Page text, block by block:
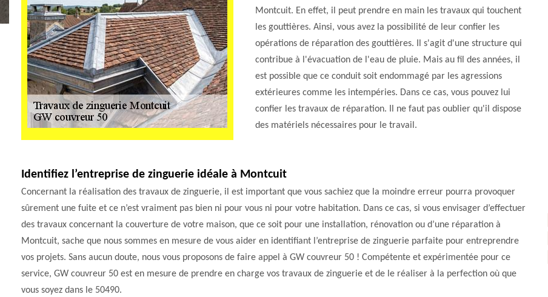
Montcuit. En effet, il peut prendre en main les travaux qui touchent
les gouttières. Ainsi, vous avez la possibilité de leur confier les
opérations de réparation des gouttières. Il s'agit d'une structure qui
contribue à l'évacuation de l'eau de pluie. Mais au fil des années, il
est possible que ce conduit soit endommagé par les agressions
extérieures comme les intempéries. Dans ce cas, vous pouvez lui
confier les travaux de réparation. Il ne faut pas oublier qu'il dispose
des matériels nécessaires pour le travail.
Identifiez l’entreprise de zinguerie idéale à Montcuit
Concernant la réalisation des travaux de zinguerie, il est important que vous sachiez que la moindre erreur pourra provoquer
sûrement une fuite et ce n’est vraiment pas bien ni pour vous ni pour votre habitation. Dans ce cas, si vous envisager d’effectuer
des travaux concernant la couverture de votre maison, que ce soit pour une installation, rénovation ou d’une réparation à
Montcuit, sache que nous sommes en mesure de vous aider en identifiant l’entreprise de zinguerie parfaite pour entreprendre
vos projets. Sans aucun doute, nous vous proposons de faire appel à GW couvreur 50 ! Compétente et expérimentée pour ce
service, GW couvreur 50 est en mesure de prendre en charge vos travaux de zinguerie et de le réaliser à la perfection où que
vous soyez dans le 50490.